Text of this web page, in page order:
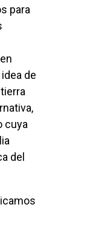
para
de
cuya
del